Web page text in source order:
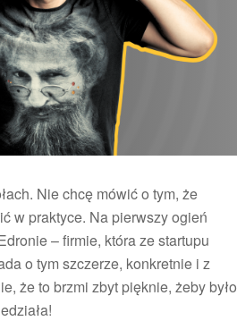
Nie chcę mówić o tym, że
w praktyce. Na pierwszy ogień
– firmie, która ze startupu
o tym szczerze, konkretnie i z
że to brzmi zbyt pięknie, żeby było